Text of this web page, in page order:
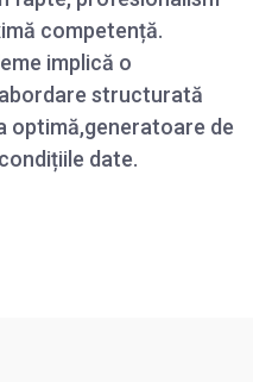
competență.
implică o
structurată
optimă,generatoare de
date.